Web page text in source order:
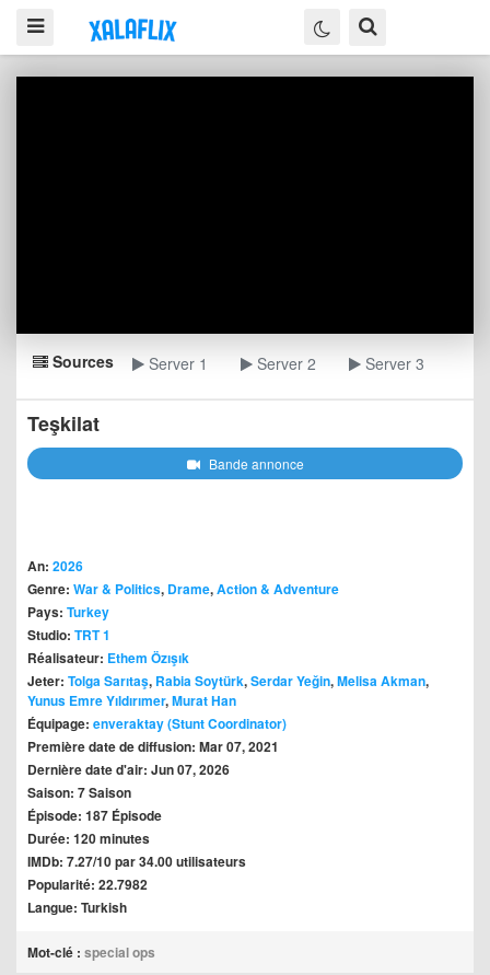
Sources Server 1 Server 2 Server 3
Teşkilat
Bande annonce
An: 2026
Genre: War & Politics, Drame,Action & Adventure
Pays: Turkey
Studio: TRT 1
Réalisateur: Ethem Özışık
Jeter: Tolga Sarıtaş, Rabia Soytürk,Serdar Yeğin,Melisa Akman,
Yunus Emre Yıldırımer,Murat Han
Équipage: enveraktay (Stunt Coordinator)
Première date de diffusion: Mar 07, 2021
Dernière date d'air: Jun 07, 2026
Saison: 7 Saison
Épisode: 187 Épisode
Durée: 120 minutes
IMDb: 7.27/10 par 34.00 utilisateurs
Popularité: 22.7982
Langue: Turkish
Mot-clé : special ops